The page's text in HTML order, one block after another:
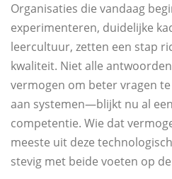
Organisaties die vandaag
experimenteren, duidelijke
leercultuur, zetten een stap
kwaliteit. Niet alle
vermogen om beter vragen
aan systemen—blijkt nu al
competentie. Wie dat
meeste uit deze
stevig met beide voeten op